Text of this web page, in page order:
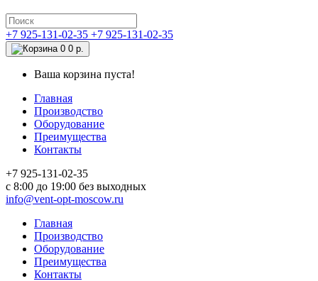
+7 925-131-02-35 +7 925-131-02-35
0 0 р.
Ваша корзина пуста!
Главная
Производство
Оборудование
Преимущества
Контакты
+7 925-131-02-35
c 8:00 до 19:00 без выходных
info@vent-opt-moscow.ru
Главная
Производство
Оборудование
Преимущества
Контакты